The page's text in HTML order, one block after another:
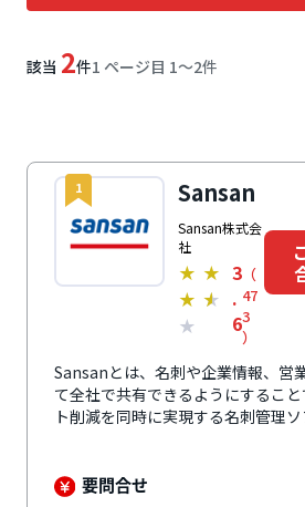
該当 2件1 ページ目 1〜2件
1 Sansan
Sansan株式会
社
★ ★
★ ★
★
3
.
6
（
47
3
）
Sansanとは、名刺や企業情報、営
て全社で共有できるようにするこ
ト削減を同時に実現する名刺管理
ャナーまたはスマートフォンで名
Sansanに登録すると、高度なAI技
手入力により99.9%の精度でデータ
要問合せ